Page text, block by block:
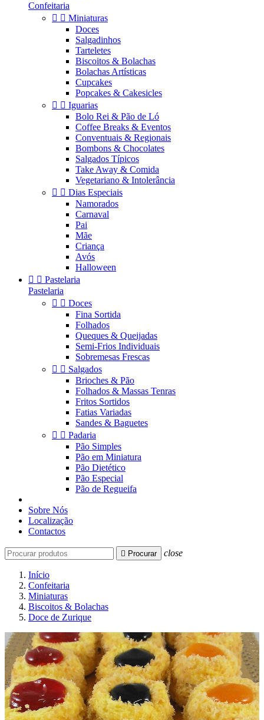
Confeitaria
  Miniaturas
Doces
Salgadinhos
Tarteletes
Biscoitos & Bolachas
Bolachas Artísticas
Cupcakes
Popcakes & Cakesicles
  Iguarias
Bolo Rei & Pão de Ló
Coffee Breaks & Eventos
Conventuais & Regionais
Bombons & Chocolates
Salgados Típicos
Take Away & Comida
Vegetariano & Intolerância
  Dias Especiais
Namorados
Carnaval
Pai
Mãe
Criança
Avós
Halloween
  Pastelaria
Pastelaria
  Doces
Fina Sortida
Folhados
Queques & Queijadas
Semi-Frios Individuais
Sobremesas Frescas
  Salgados
Brioches & Pão
Folhados & Massas Tenras
Fritos Sortidos
Fatias Variadas
Sandes & Baguetes
  Padaria
Pão Simples
Pão em Miniatura
Pão Dietético
Pão Especial
Pão de Regueifa
Sobre Nós
Localização
Contactos
 Procurar close
Início
Confeitaria
Miniaturas
Biscoitos & Bolachas
Doce de Zurique